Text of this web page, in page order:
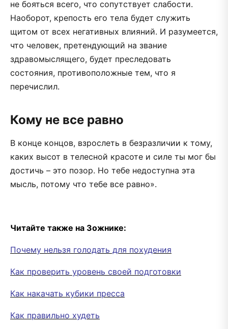
не бояться всего, что сопутствует слабости.
Наоборот, крепость его тела будет служить
щитом от всех негативных влияний. И разумеется,
что человек, претендующий на звание
здравомыслящего, будет преследовать
состояния, противоположные тем, что я
перечислил.
Кому не все равно
В конце концов, взрослеть в безразличии к тому,
каких высот в телесной красоте и силе ты мог бы
достичь – это позор. Но тебе недоступна эта
мысль, потому что тебе все равно».
Читайте также на Зожнике:
Почему нельзя голодать для похудения
Как проверить уровень своей подготовки
Как накачать кубики пресса
Как правильно худеть